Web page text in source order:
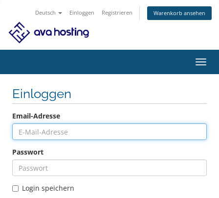
Deutsch Einloggen Registrieren Warenkorb ansehen
ein-/
Einloggen
Email-Adresse
Passwort
Login speichern